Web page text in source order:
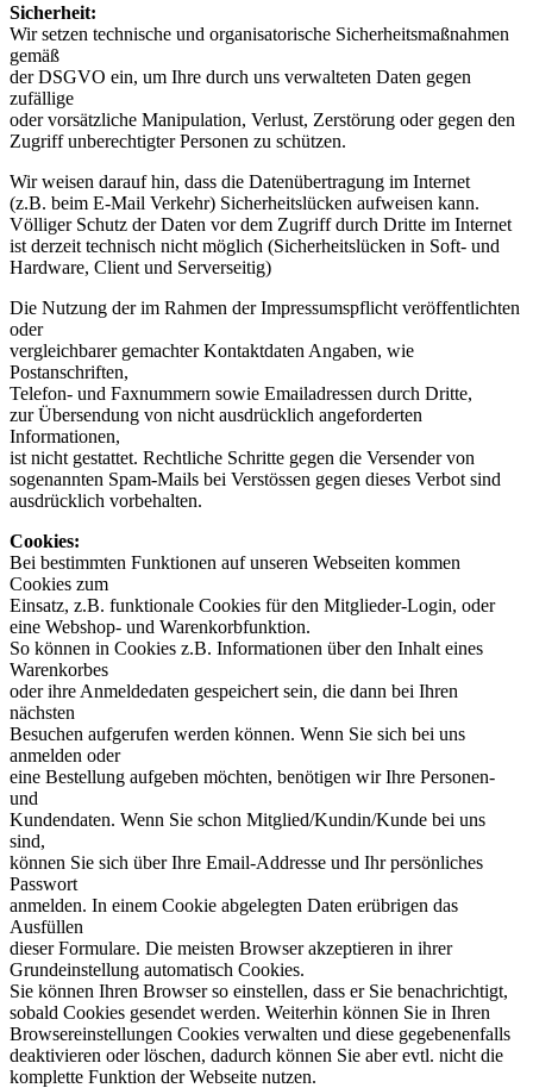
Sicherheit:
Wir setzen technische und organisatorische Sicherheitsmaßnahmen
gemäß
der DSGVO ein, um Ihre durch uns verwalteten Daten gegen
zufällige
oder vorsätzliche Manipulation, Verlust, Zerstörung oder gegen den
Zugriff unberechtigter Personen zu schützen.
Wir weisen darauf hin, dass die Datenübertragung im Internet
(z.B. beim E-Mail Verkehr) Sicherheitslücken aufweisen kann.
Völliger Schutz der Daten vor dem Zugriff durch Dritte im Internet
ist derzeit technisch nicht möglich (Sicherheitslücken in Soft- und
Hardware, Client und Serverseitig)
Die Nutzung der im Rahmen der Impressumspflicht veröffentlichten
oder
vergleichbarer gemachter Kontaktdaten Angaben, wie
Postanschriften,
Telefon- und Faxnummern sowie Emailadressen durch Dritte,
zur Übersendung von nicht ausdrücklich angeforderten
Informationen,
ist nicht gestattet. Rechtliche Schritte gegen die Versender von
sogenannten Spam-Mails bei Verstössen gegen dieses Verbot sind
ausdrücklich vorbehalten.
Cookies:
Bei bestimmten Funktionen auf unseren Webseiten kommen
Cookies zum
Einsatz, z.B. funktionale Cookies für den Mitglieder-Login, oder
eine Webshop- und Warenkorbfunktion.
So können in Cookies z.B. Informationen über den Inhalt eines
Warenkorbes
oder ihre Anmeldedaten gespeichert sein, die dann bei Ihren
nächsten
Besuchen aufgerufen werden können. Wenn Sie sich bei uns
anmelden oder
eine Bestellung aufgeben möchten, benötigen wir Ihre Personen-
und
Kundendaten. Wenn Sie schon Mitglied/Kundin/Kunde bei uns
sind,
können Sie sich über Ihre Email-Addresse und Ihr persönliches
Passwort
anmelden. In einem Cookie abgelegten Daten erübrigen das
Ausfüllen
dieser Formulare. Die meisten Browser akzeptieren in ihrer
Grundeinstellung automatisch Cookies.
Sie können Ihren Browser so einstellen, dass er Sie benachrichtigt,
sobald Cookies gesendet werden. Weiterhin können Sie in Ihren
Browsereinstellungen Cookies verwalten und diese gegebenenfalls
deaktivieren oder löschen, dadurch können Sie aber evtl. nicht die
komplette Funktion der Webseite nutzen.